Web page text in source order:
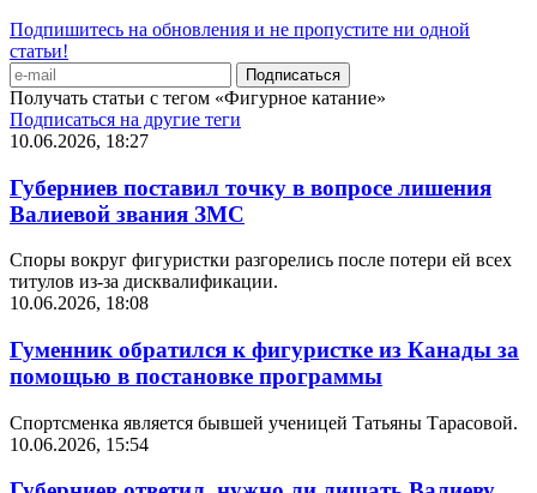
Подпишитесь на обновления и не пропустите ни одной
статьи!
Получать статьи с тегом «Фигурное катание»
Подписаться на другие теги
10.06.2026, 18:27
Губерниев поставил точку в вопросе лишения
Валиевой звания ЗМС
Споры вокруг фигуристки разгорелись после потери ей всех
титулов из-за дисквалификации.
10.06.2026, 18:08
Гуменник обратился к фигуристке из Канады за
помощью в постановке программы
Спортсменка является бывшей ученицей Татьяны Тарасовой.
10.06.2026, 15:54